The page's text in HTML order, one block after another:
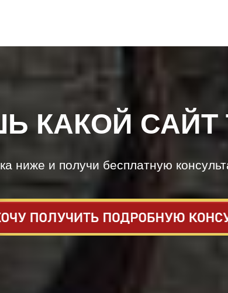
КАКОЙ САЙТ
ниже и получи бесплатную